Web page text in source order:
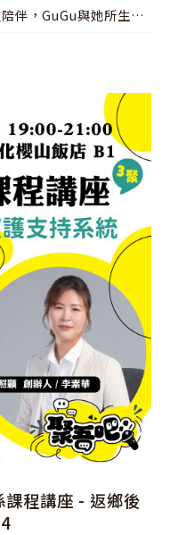
伴，GuGu與她所生活
課程講座 - 返鄉後